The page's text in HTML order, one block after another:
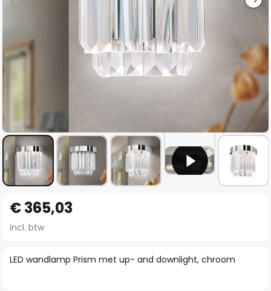
naar
het
van
LED wandlamp Prism met up- and downlight, chroom
€ 365,03
incl. btw